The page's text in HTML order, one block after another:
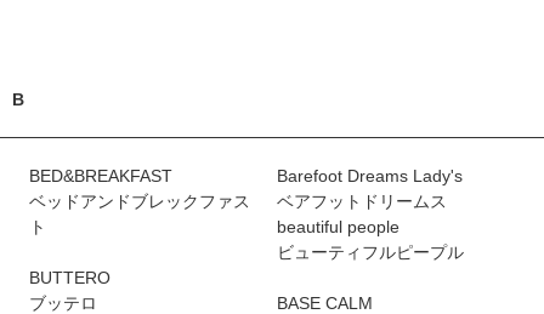
B
BED&BREAKFAST
ベッドアンドブレックファス
ト
Barefoot Dreams Lady's
ベアフットドリームス
beautiful people
ビューティフルピープル
BUTTERO
ブッテロ
BASE CALM